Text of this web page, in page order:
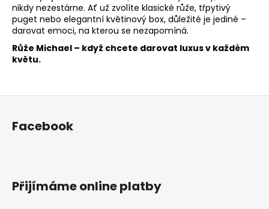
nikdy nezestárne. Ať už zvolíte klasické růže, třpytivý
puget nebo elegantní květinový box, důležité je jediné –
darovat emoci, na kterou se nezapomíná.
Růže Michael – když chcete darovat luxus v každém
květu.
Z
Facebook
Přijímáme online platby